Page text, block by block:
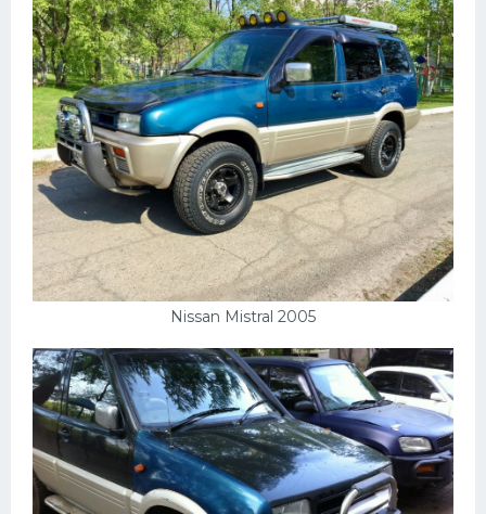
Nissan Mistral 2005